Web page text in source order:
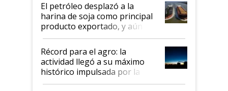
El petróleo desplazó a la
harina de soja como principal
producto exportado, y aún así
el agro aportó casi seis de cada
diez dólares y sostuvo el
liderazgo en un semestre
récord
Récord para el agro: la
actividad llegó a su máximo
histórico impulsada por la
cosecha y las exportaciones